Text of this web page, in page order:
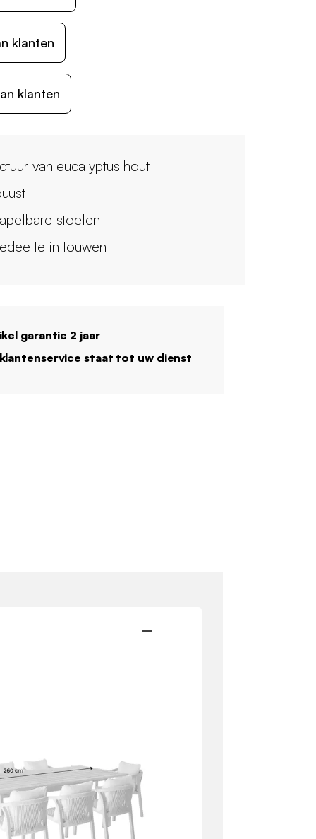
klanten
klanten
van eucalyptus hout
stoelen
in touwen
garantie 2 jaar
staat tot uw dienst